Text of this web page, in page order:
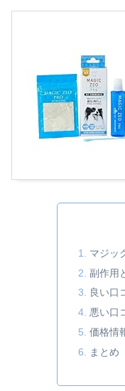
マジッ
副作用
良い口
悪い口
価格情
まとめ